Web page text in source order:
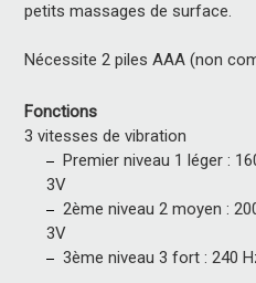
petits massages de surface.
Nécessite 2 piles AAA (non
Fonctions
3 vitesses de vibration
Premier niveau 1 léger :
3V
2ème niveau 2 moyen :
3V
3ème niveau 3 fort : 240